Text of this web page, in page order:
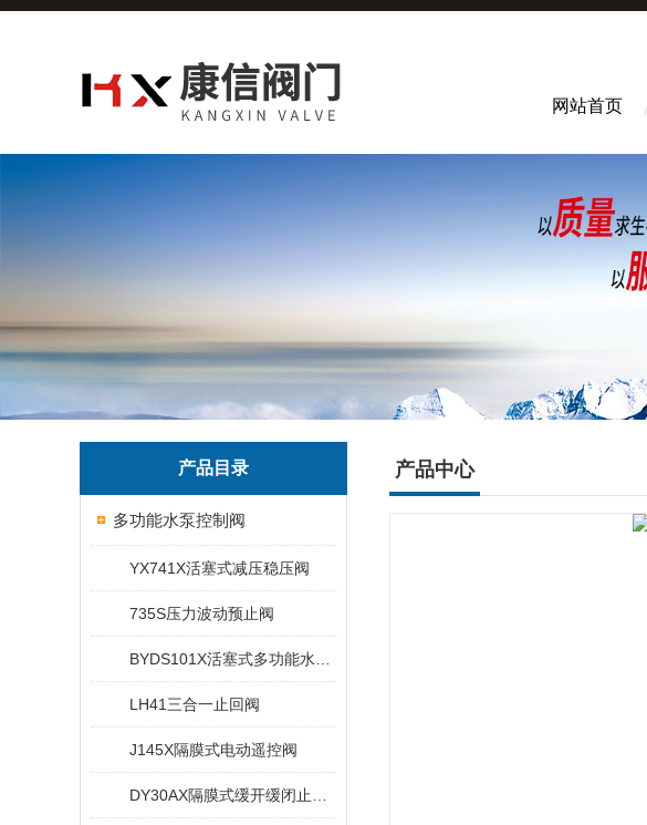
网站首页
产品目录
多功能水泵控制阀
YX741X活塞式减压稳压阀
735S压力波动预止阀
LH41三合一止回阀
J145X隔膜式电动遥控阀
产品中心